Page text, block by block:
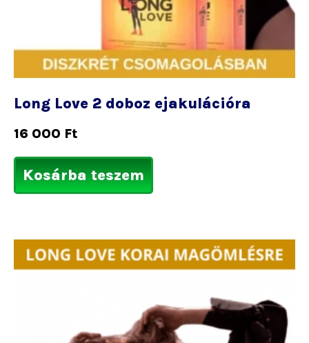
Long Love 2 doboz ejakulációra
16 000 Ft
Kosárba teszem